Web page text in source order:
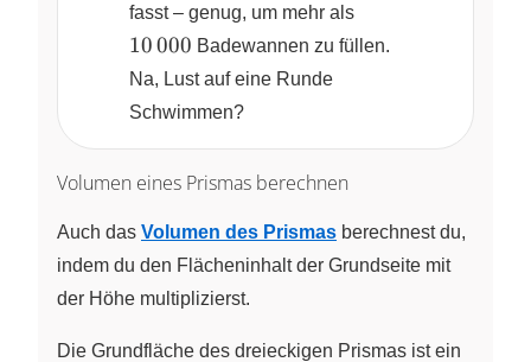
fasst – genug, um mehr als
10000 Badewannen zu füllen.
Na, Lust auf eine Runde
Schwimmen?
Volumen eines Prismas berechnen
Auch das Volumen des Prismas berechnest du,
indem du den Flächeninhalt der Grundseite mit
der Höhe multiplizierst.
Die Grundfläche des dreieckigen Prismas ist ein